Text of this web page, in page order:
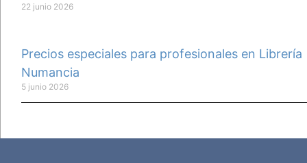
22 junio 2026
Precios especiales para profesionales en Librería
Numancia
5 junio 2026